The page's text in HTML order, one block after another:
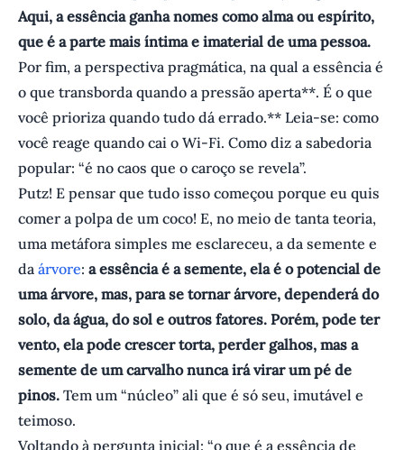
Aqui, a essência ganha nomes como alma ou espírito,
que é a parte mais íntima e imaterial de uma pessoa.
Por fim, a perspectiva pragmática, na qual a essência é
o que transborda quando a pressão aperta**. É o que
você prioriza quando tudo dá errado.** Leia-se: como
você reage quando cai o Wi-Fi. Como diz a sabedoria
popular: “é no caos que o caroço se revela”.
Putz! E pensar que tudo isso começou porque eu quis
comer a polpa de um coco! E, no meio de tanta teoria,
uma metáfora simples me esclareceu, a da semente e
da árvore: a essência é a semente, ela é o potencial de
uma árvore, mas, para se tornar árvore, dependerá do
solo, da água, do sol e outros fatores. Porém, pode ter
vento, ela pode crescer torta, perder galhos, mas a
semente de um carvalho nunca irá virar um pé de
pinos. Tem um “núcleo” ali que é só seu, imutável e
teimoso.
Voltando à pergunta inicial: “o que é a essência de